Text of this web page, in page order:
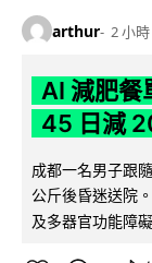
arthur 2 小時
AI 減肥
45 日減
成都一名男子跟
公斤後昏迷送院
及多器官功能障